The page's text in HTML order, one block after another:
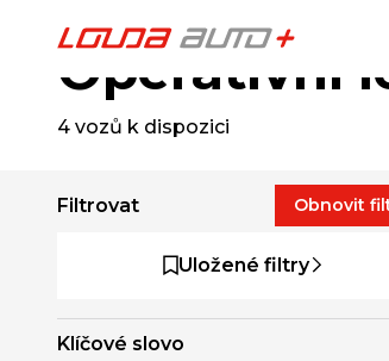
Operativní
4 vozů k dispozici
Filtrovat Obnovit
Uložené filtry
Klíčové slovo